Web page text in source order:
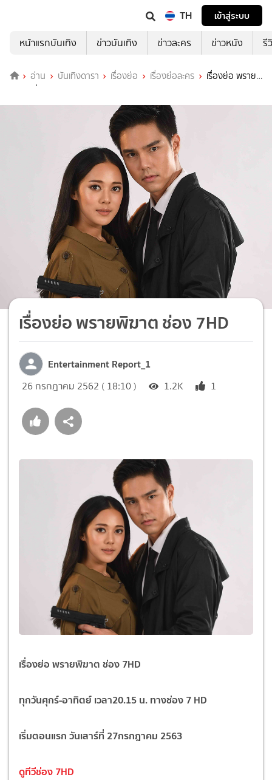
TH
เข้าสู่ระบบ
หน้าแรกบันเทิง
ข่าวบันเทิง ข่าวละคร ข่าวหนัง รี
อ่าน บันเทิงดารา เรื่องย่อ เรื่องย่อละคร
เรื่องย่อ พราย
พิฆาต ช่อง 7HD
เรื่องย่อ พรายพิฆาต ช่อง 7HD
Entertainment Report_1
26 กรกฎาคม 2562 ( 18:10 ) 1.2K 1
เรื่องย่อ พรายพิฆาต ช่อง 7HD
ทุกวันศุกร์-อาทิตย์ เวลา20.15 น. ทางช่อง 7 HD
เริ่มตอนแรก วันเสาร์ที่ 27กรกฎาคม 2563
ดูทีวีช่อง 7HD